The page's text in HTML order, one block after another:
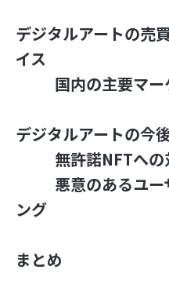
デジタルアートの売
イス
国内の主要マー
デジタルアートの今
無許諾NFTへの
悪意のあるユー
ング
まとめ